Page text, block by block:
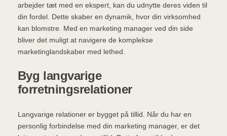
arbejder tæt med en ekspert, kan du udnytte deres viden til
din fordel. Dette skaber en dynamik, hvor din virksomhed
kan blomstre. Med en marketing manager ved din side
bliver det muligt at navigere de komplekse
marketinglandskaber med lethed.
Byg langvarige
forretningsrelationer
Langvarige relationer er bygget på tillid. Når du har en
personlig forbindelse med din marketing manager, er det